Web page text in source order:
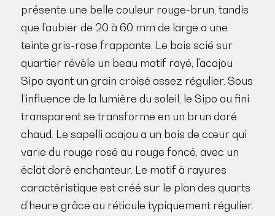
présente une belle couleur rouge-brun, tandis
que l'aubier de 20 à 60 mm de large a une
teinte gris-rose frappante. Le bois scié sur
quartier révèle un beau motif rayé, l'acajou
Sipo ayant un grain croisé assez régulier. Sous
l’influence de la lumière du soleil, le Sipo au fini
transparent se transforme en un brun doré
chaud. Le sapelli acajou a un bois de cœur qui
varie du rouge rosé au rouge foncé, avec un
éclat doré enchanteur. Le motif à rayures
caractéristique est créé sur le plan des quarts
d'heure grâce au réticule typiquement régulier.